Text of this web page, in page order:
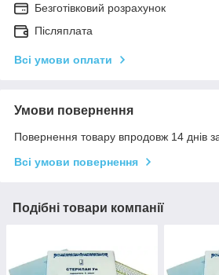
Безготівковий розрахунок
Післяплата
Всі умови оплати
Умови повернення
Повернення товару впродовж 14 днів
Всі умови повернення
Подібні товари компанії